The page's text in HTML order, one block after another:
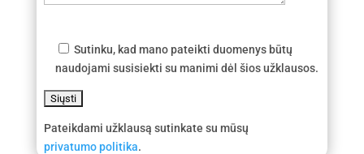
Sutinku, kad mano pateikti duomenys būtų
naudojami susisiekti su manimi dėl šios užklausos.
Pateikdami užklausą sutinkate su mūsų
privatumo politika.